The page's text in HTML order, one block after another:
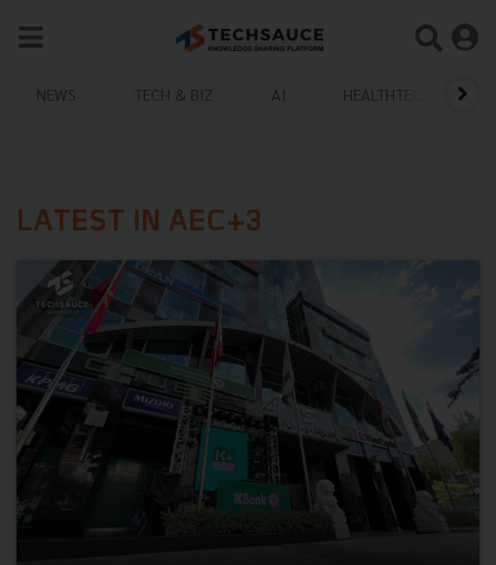
NEWS TECH & BIZ AI HEALTHTECH
LATEST IN AEC+3